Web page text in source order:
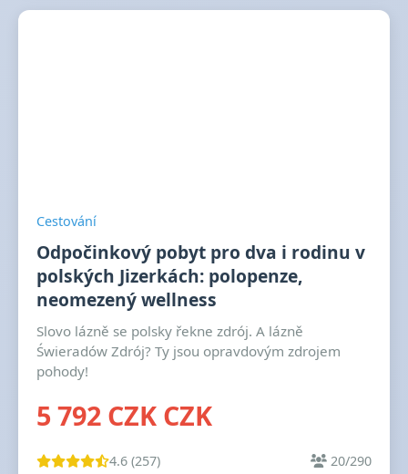
Cestování
Odpočinkový pobyt pro dva i rodinu v
polských Jizerkách: polopenze,
neomezený wellness
Slovo lázně se polsky řekne zdrój. A lázně
Świeradów Zdrój? Ty jsou opravdovým zdrojem
pohody!
5 792 CZK CZK
4.6 (257) 20/290